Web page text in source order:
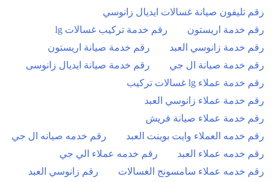
رقم تليفون صيانة غسالات ايديال زانوسي
رقم خدمة اريستون
رقم خدمة تركيب غسالات lg
رقم خدمة زانوسي العبد
رقم خدمة صيانة اريستون
رقم خدمة صيانة ال جي
رقم خدمة صيانة ايديال زانوسى
رقم خدمة عملاء lg غسالات تركيب
رقم خدمة عملاء زانوسي العبد
رقم خدمة عملاء صيانة فريش
رقم خدمه العملاء وايت بوينت العبد
رقم خدمه صيانه ال جي
رقم خدمه عملاء العبد
رقم خدمه عملاء الي جي
رقم خدمه عملاء سامسونج الغسالات
رقم زانوسي العبد